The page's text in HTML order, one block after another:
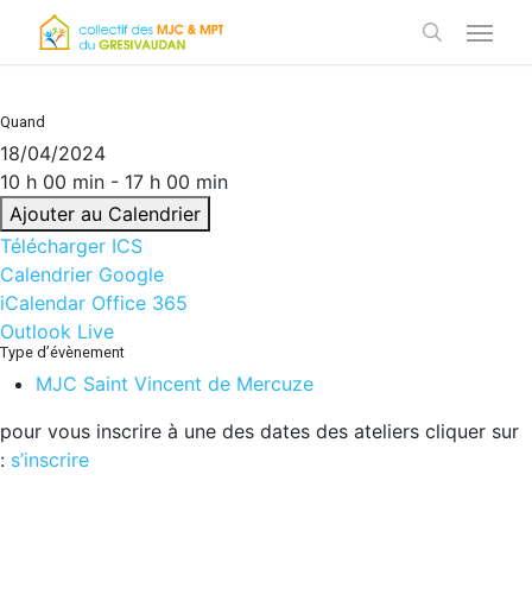
Quand
18/04/2024
10 h 00 min - 17 h 00 min
Ajouter au Calendrier
Télécharger ICS
Calendrier Google
iCalendar Office 365
Outlook Live
Type d’évènement
MJC Saint Vincent de Mercuze
pour vous inscrire à une des dates des ateliers cliquer sur
: s’inscrire